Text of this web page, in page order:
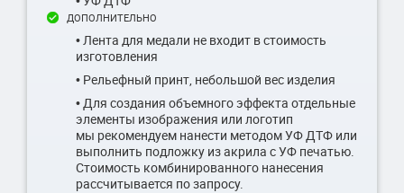
ДОПОЛНИТЕЛЬНО
• Лента для медали не входит в стоимость
изготовления
• Рельефный принт, небольшой вес изделия
• Для создания объемного эффекта отдельные
элементы изображения или логотип
мы рекомендуем нанести методом УФ ДТФ или
выполнить подложку из акрила с УФ печатью.
Стоимость комбинированного нанесения
рассчитывается по запросу.